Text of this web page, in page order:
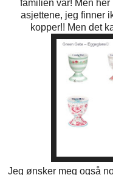
familien vår! Men
asjettene, jeg finner
kopper!! Men det
Jeg ønsker meg også